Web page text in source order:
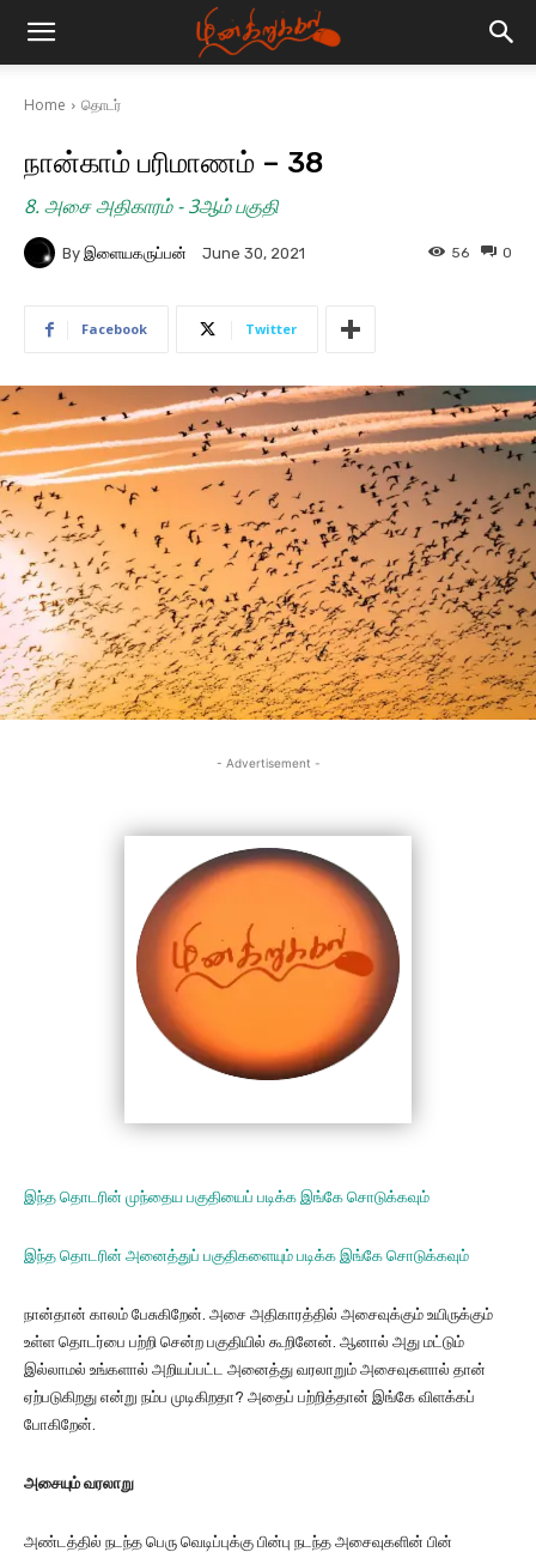
Home தொடர்
நான்காம் பரிமாணம் – 38
8. அசை அதிகாரம் - 3ஆம் பகுதி
By இளையகருப்பன் June 30, 2021 0
56
Facebook Twitter
- Advertisement -
இந்த தொடரின் முந்தைய பகுதியைப் படிக்க இங்கே சொடுக்கவும்
இந்த தொடரின் அனைத்துப் பகுதிகளையும் படிக்க இங்கே சொடுக்கவும்
நான்தான் காலம் பேசுகிறேன். அசை அதிகாரத்தில் அசைவுக்கும் உயிருக்கும்
உள்ள தொடர்பை பற்றி சென்ற பகுதியில் கூறினேன். ஆனால் அது மட்டும்
இல்லாமல் உங்களால் அறியப்பட்ட அனைத்து வரலாறும் அசைவுகளால் தான்
ஏற்படுகிறது என்று நம்ப முடிகிறதா? அதைப் பற்றித்தான் இங்கே விளக்கப்
போகிறேன்.
அசையும் வரலாறு
அண்டத்தில் நடந்த பெரு வெடிப்புக்கு பின்பு நடந்த அசைவுகளின் பின்